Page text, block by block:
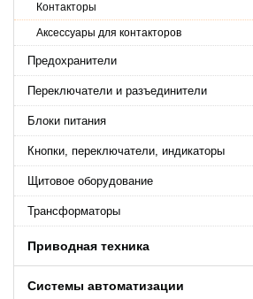
Контакторы
Аксессуары для контакторов
Предохранители
Переключатели и разъединители
Блоки питания
Кнопки, переключатели, индикаторы
Щитовое оборудование
Трансформаторы
Приводная техника
Системы автоматизации